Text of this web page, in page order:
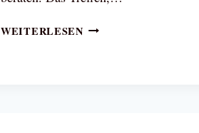
WEITERLESENDIE